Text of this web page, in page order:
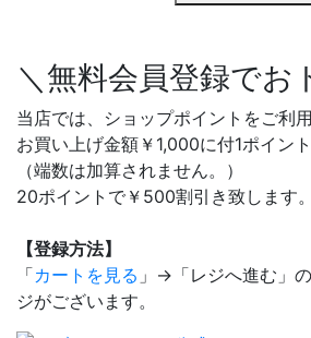
＼無料会員登録でお
当店では、ショップポイントをご利
お買い上げ金額￥1,000に付1ポイント
（端数は加算されません。）
20ポイントで￥500割引き致します。
【登録方法】
「カートを見る 」→「レジへ進む」
ジがございます。